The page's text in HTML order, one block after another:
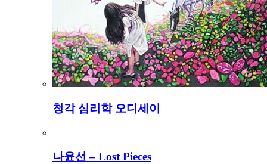
청각 심리학 오디세이
나윤선 – Lost Pieces